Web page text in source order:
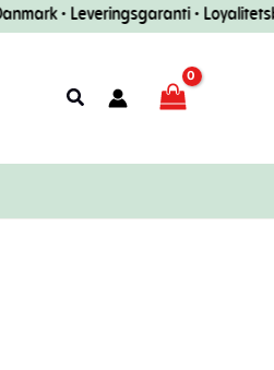
• Leveringsgaranti •
Søg